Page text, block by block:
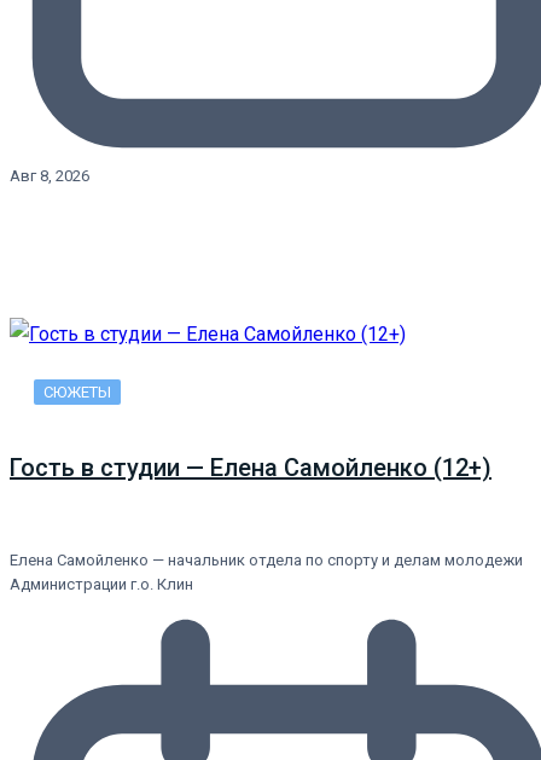
Авг 8, 2026
СЮЖЕТЫ
Гость в студии — Елена Самойленко (12+)
Елена Самойленко — начальник отдела по спорту и делам молодежи
Администрации г.о. Клин